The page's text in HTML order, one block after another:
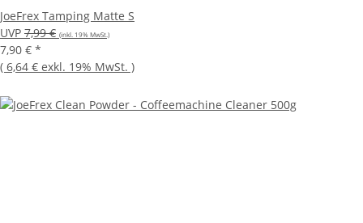
JoeFrex Tamping Matte S
UVP 7,99 € (inkl. 19% MwSt.)
7,90 € *
( 6,64 € exkl. 19% MwSt. )